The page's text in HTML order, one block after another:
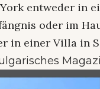
entweder in
oder im
in einer Villa in